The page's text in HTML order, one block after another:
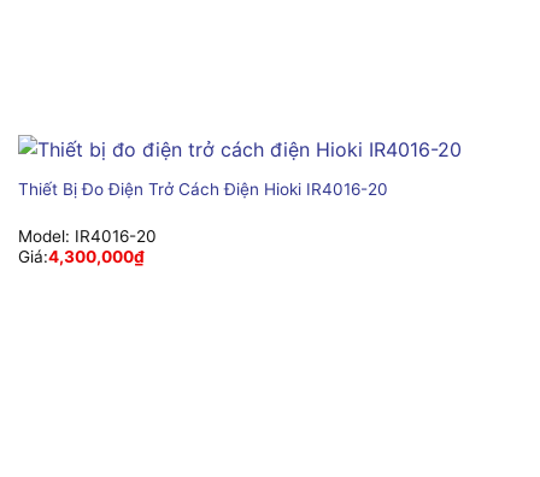
Thiết Bị Đo Điện Trở Cách Điện Hioki IR4016-20
Model: IR4016-20
Giá:4,300,000₫